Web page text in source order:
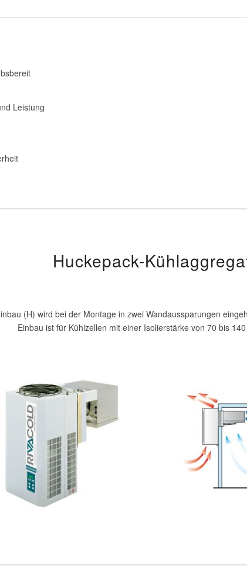
Leistung
Huckepack-
(H) wird bei der Montage in zwei Wandaussparungen
Einbau ist für Kühlzellen mit einer Isolierstärke von 70 bis